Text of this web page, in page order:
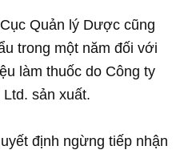
Quản lý Dược cũng
trong một năm đối với
làm thuốc do Công ty
sản xuất.
định ngừng tiếp nhận